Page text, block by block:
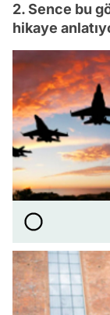
2. Sence bu
hikaye